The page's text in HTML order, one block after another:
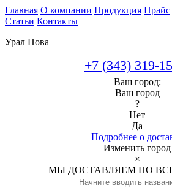
Главная О компании Продукция Прайс
Статьи Контакты
Урал Нова
+7 (343) 319-
Ваш город:
Ваш город
?
Нет
Да
Подробнее о
Изменить город
×
МЫ ДОСТАВЛЯЕМ ПО